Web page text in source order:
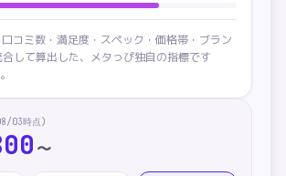
コミ数・満足度・スペック・価格帯・ブラン
合して算出した、メタっぴ独自の指標です
03時点)
〜